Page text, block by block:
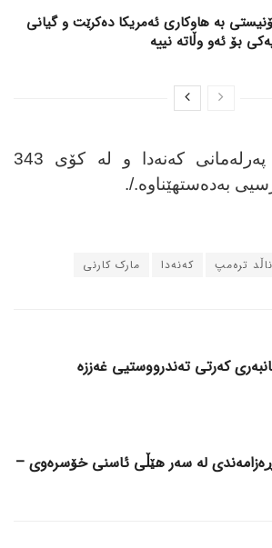
بە هاوکاری ئەمریکا دەکرێت و گیانی
بۆ ئەو وڵاتە نییە
پارتی لیبراڵ لە پەرلەمانی کەنەدا و لە کۆی 343
ترەمپ کەنەدا مارک کارنی
1400 فەرمانبەری کەرتی تەندرووستیی غەززە
لە سەر هێڵی ئاسنی خۆسرەوی –